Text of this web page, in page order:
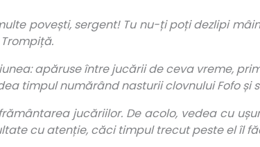
povești, sergent! Tu nu-ți poți dezlipi
apăruse între jucării de ceva vreme,
timpul numărând nasturii clovnului Fofo și
jucăriilor. De acolo, vedea cu
cu atenție, căci timpul trecut peste el îl